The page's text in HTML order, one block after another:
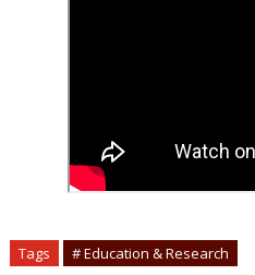
Tags # Education & Research